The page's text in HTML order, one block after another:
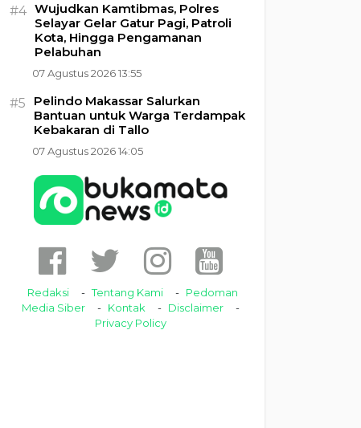
#4 Wujudkan Kamtibmas, Polres
Selayar Gelar Gatur Pagi, Patroli
Kota, Hingga Pengamanan
Pelabuhan
07 Agustus 2026 13:55
#5
Pelindo Makassar Salurkan
Bantuan untuk Warga Terdampak
Kebakaran di Tallo
07 Agustus 2026 14:05
Redaksi Tentang Kami
Pedoman
Media Siber
Kontak
Disclaimer
Privacy Policy